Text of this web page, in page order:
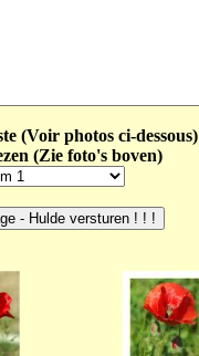
(Voir photos ci-dessous)
(Zie foto's boven)